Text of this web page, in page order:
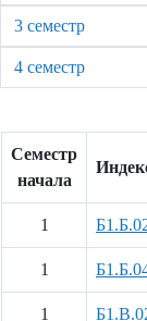
3 семестр
4 семестр
Семестр
начала
1
1
1